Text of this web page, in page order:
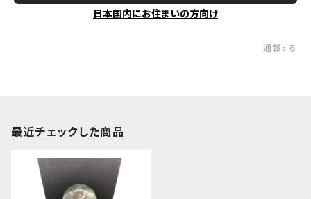
日本国内にお住まいの方向け
通報する
最近チェックした商品